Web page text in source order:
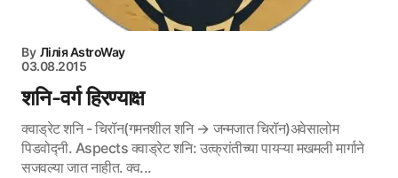
By Лілія AstroWay
03.08.2015
शनि-वर्ग हिरण्याक्ष
क्वाड्रेट शनि - चिरॉन(गमनशील शनि → जन्मजात चिरॉन)अवेसालोम
पिडवोद्नी. Aspects क्वाड्रेट शनि: उत्क्रांतीच्या पायऱ्या मखमली मार्गाने
सजवल्या जात नाहीत. क्व...